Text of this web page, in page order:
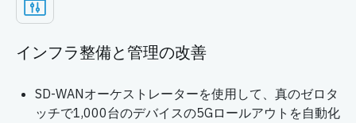
インフラ整備と管理の改善
SD-WANオーケストレーターを使用して、真のゼロタ
ッチで1,000台のデバイスの5Gロールアウトを自動化